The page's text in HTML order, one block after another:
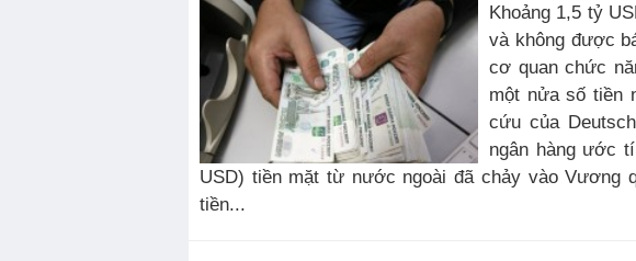
Khoảng 1,5 tỷ
và không được
cơ quan chức
một nửa số tiền
cứu của
ngân hàng ước
USD) tiền mặt từ nước ngoài đã chảy vào Vương
tiền...